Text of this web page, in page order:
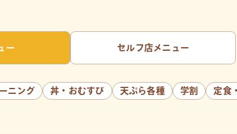
ー セルフ店メニュー
ニング 丼・おむすび 天ぷら各種 学割
定食